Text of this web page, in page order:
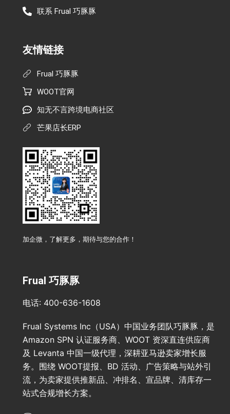
联系 Frual 巧豚豚
友情链接
Frual 巧豚豚
WOOT官网
知无不言跨境电商社区
芒果店长ERP
加企微，了解更多，期待与您的合作！
Frual 巧豚豚
电话: 400-636-1608
Frual Systems Inc（USA）中国业务团队巧豚豚，是
Amazon SPN 认证服务商、WOOT 资深直连供应商
及 Levanta 中国一级代理，深耕亚马逊卖家增长服
务。围绕 WOOT提报、BD 活动、广告策略与站外引
流，为卖家提供推新品、冲排名、宣品牌、清库存一
站式合规增长方案。